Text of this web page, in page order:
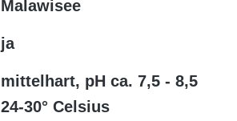
Malawisee
ja
mittelhart, pH ca. 7,5 - 8,5
24-30° Celsius